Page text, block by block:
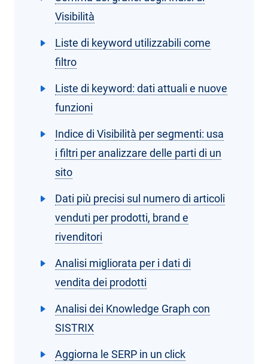
Visibilità
Liste di keyword utilizzabili come
filtro
Liste di keyword: dati attuali e nuove
funzioni
Indice di Visibilità per segmenti: usa
i filtri per analizzare delle parti di un
sito
Dati più precisi sul numero di articoli
venduti per prodotti, brand e
rivenditori
Analisi migliorata per i dati di
vendita dei prodotti
Analisi dei Knowledge Graph con
SISTRIX
Aggiorna le SERP in un click